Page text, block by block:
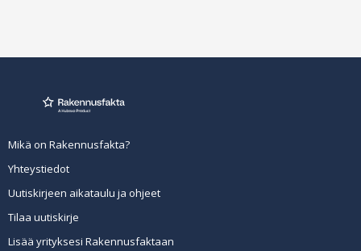
Mikä on Rakennusfakta?
Yhteystiedot
Uutiskirjeen aikataulu ja ohjeet
Tilaa uutiskirje
Lisää yrityksesi Rakennusfaktaan